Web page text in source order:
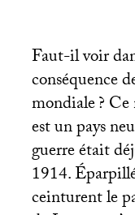
Faut-il voir
conséquence
mondiale? Ce
est un pays
guerre était
1914.
ceinturent le